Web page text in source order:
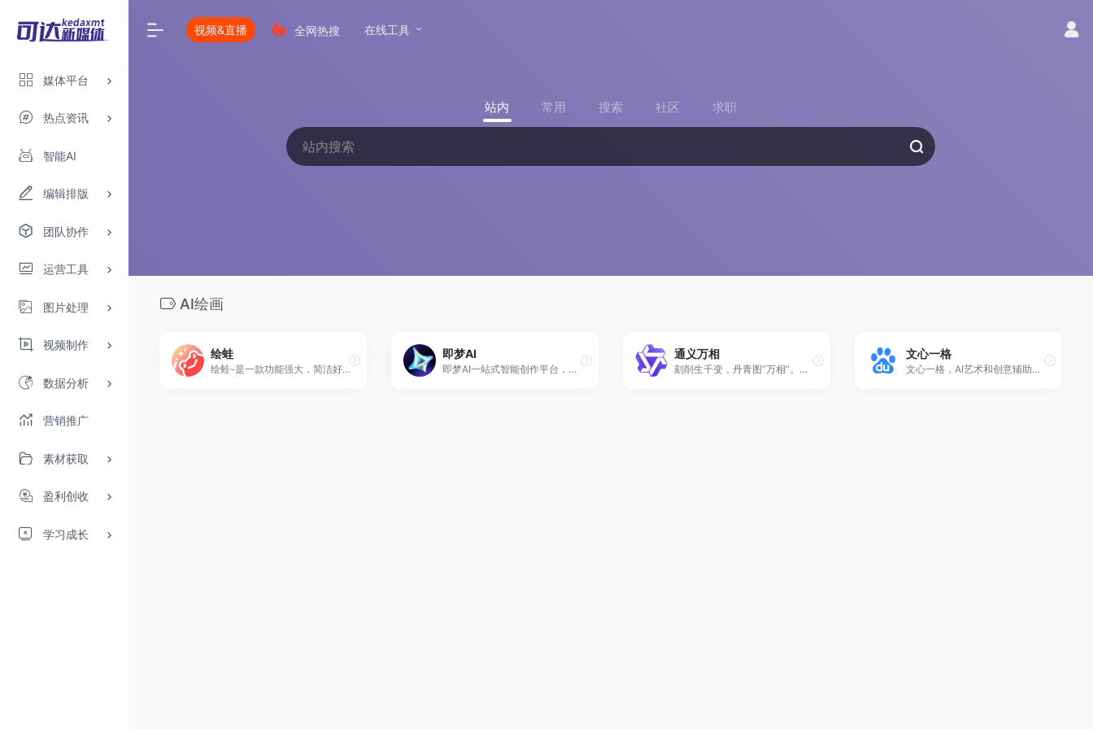
媒体平台
热点资讯
智能AI
编辑排版
团队协作
运营工具
图片处理
视频制作
数据分析
营销推广
素材获取
盈利创收
学习成长
视频&直播 全网热搜 在线工具
站内 常用 搜索 社区 求职
AI绘画
绘蛙
绘蛙-是一款功能强大，简洁好用的智能图片、文案创作平台，并且拥有海量虚拟模特可选择。在绘蛙，你可训练自己的商品模型和模特模型，可通过AI生成商拍图和种草文案，可以创作小红书图片,电商商品主图,跨境电商主图,小红书种草文案,穿搭文案，视频口播文案，可在线一键美图,输入口令修改图片内容,一键换装,一键去水印,一键智能消除，一键换脸，一键高清修复图片。
即梦AI
即梦AI一站式智能创作平台，即刻造梦。提供AI绘画和AIGC视频创作体验，拥有激发无限创作灵感的社区。让即梦AI开启您的智能创作之旅，探索梦境实现的无限可能！
通义万相
刻削生千变，丹青图“万相”。我是通义万相，一个不断进化的AI绘画创作模型
文心一格
文心一格，AI艺术和创意辅助平台，依托飞桨、文心大模型的技术创新推出的“AI作画”产品，可轻松驾驭多种风格，人人皆可“一语成画”